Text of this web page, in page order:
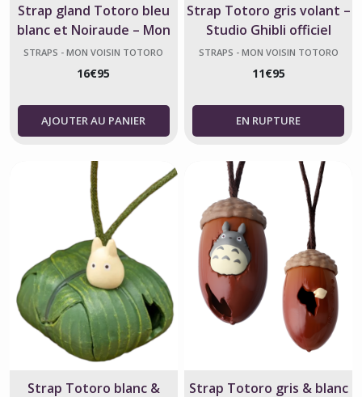
Strap gland Totoro bleu
blanc et Noiraude – Mon
Voisin Totoro officiel
STRAPS - MON VOISIN TOTORO
16€95
AJOUTER AU PANIER
Strap Totoro gris volant –
Studio Ghibli officiel
STRAPS - MON VOISIN TOTORO
11€95
Strap Totoro blanc & Strap Totoro gris & blanc